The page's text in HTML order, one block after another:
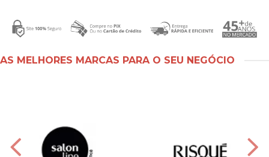
AS MELHORES MARCAS PARA O SEU NEGÓCIO